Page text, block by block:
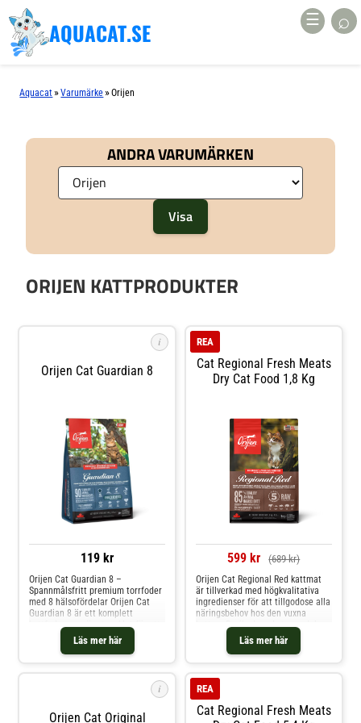
AQUACAT.SE ☰ ⌕
Aquacat »Varumärke »Orijen
ANDRA VARUMÄRKEN
ORIJEN KATTPRODUKTER
i
Orijen Cat Guardian 8
119 kr
Läs mer här
Orijen Cat Guardian 8 –
Spannmålsfritt premium torrfoder
med 8 hälsofördelar Orijen Cat
Guardian 8 är ett komplett
stödja kattens hälsa med **8
viktiga områden**, såsom
immunförsvar, matsmältning, hud
ledhälsa, hjärna och ögonhälsa.
Torrfodret är spannmålsfritt och
animaliska ingredienser som
Cat Regional Fresh Meats
Dry Cat Food 1,8 Kg
REA
599 kr (689 kr)
Läs mer här
Orijen Cat Regional Red kattmat
är tillverkad med högkvalitativa
ingredienser för att tillgodose alla
näringsbehov hos den vuxna
färskt rött kött och vildfångad fisk
enligt wholeprey™-modellen som
ger en naturlig källa till de allra
spannmålsfri och innehåller inga
konserveringsmedel, färgämnen
eller smaktillsatser. Innehåller
frystorkad torsklever för extra hög
i
Orijen Cat Original
Cat Regional Fresh Meats
REA